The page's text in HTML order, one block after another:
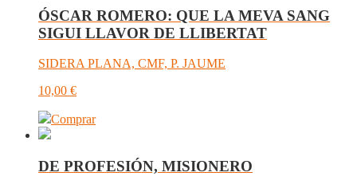
ÓSCAR ROMERO: QUE LA MEVA SANG
SIGUI LLAVOR DE LLIBERTAT
SIDERA PLANA, CMF, P. JAUME
10,00 €
Comprar
DE PROFESIÓN, MISIONERO